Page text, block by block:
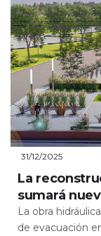
31/12/2025
La
sumará
La obra
de evacuación